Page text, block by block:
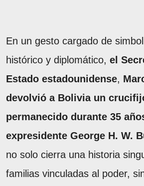
En un gesto cargado de
histórico y diplomático, el
Estado estadounidense,
devolvió a Bolivia un
permanecido durante 35
expresidente George H. W.
no solo cierra una historia
familias vinculadas al poder,